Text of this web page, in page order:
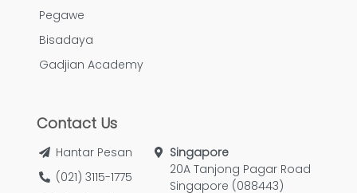
Pegawe
Bisadaya
Gadjian Academy
Contact Us
Hantar Pesan
(021) 3115-1775
Singapore
20A Tanjong Pagar Road
Singapore (088443)